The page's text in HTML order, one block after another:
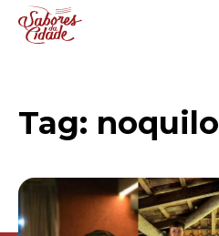
Tag: noquilo